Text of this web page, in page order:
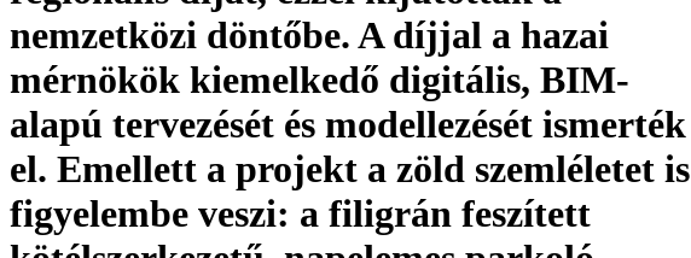
nemzetközi döntőbe. A díjjal a hazai
mérnökök kiemelkedő digitális, BIM-
alapú tervezését és modellezését ismerték
el. Emellett a projekt a zöld szemléletet is
figyelembe veszi: a filigrán feszített